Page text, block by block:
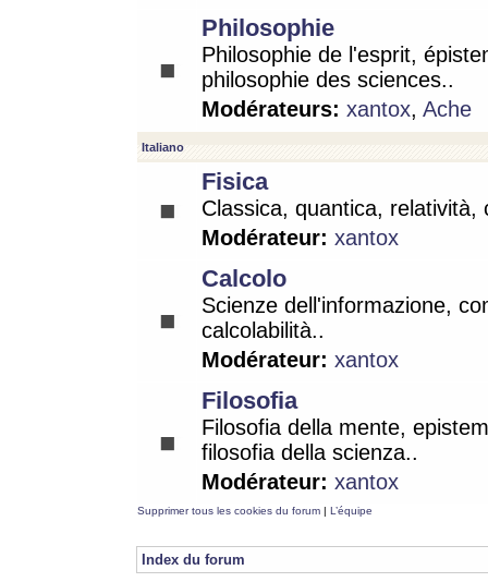
Philosophie
Philosophie de l'esprit,
philosophie des sciences..
Modérateurs: xantox, Ache
Italiano
Fisica
Classica, quantica, relatività,
Modérateur: xantox
Calcolo
Scienze dell'informazione,
calcolabilità..
Modérateur: xantox
Filosofia
Filosofia della mente,
filosofia della scienza..
Modérateur: xantox
Supprimer tous les cookies du forum | L’équipe
Index du forum